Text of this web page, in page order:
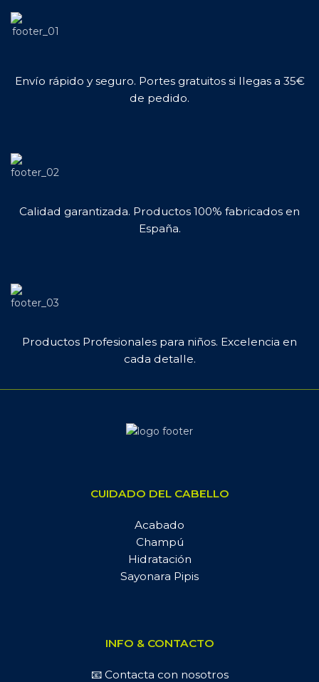
Envío rápido y seguro. Portes gratuitos si llegas a 35€
de pedido.
Calidad garantizada. Productos 100% fabricados en
España.
Productos Profesionales para niños. Excelencia en
cada detalle.
CUIDADO DEL CABELLO
Acabado
Champú
Hidratación
Sayonara Pipis
INFO & CONTACTO
📧 Contacta con nosotros